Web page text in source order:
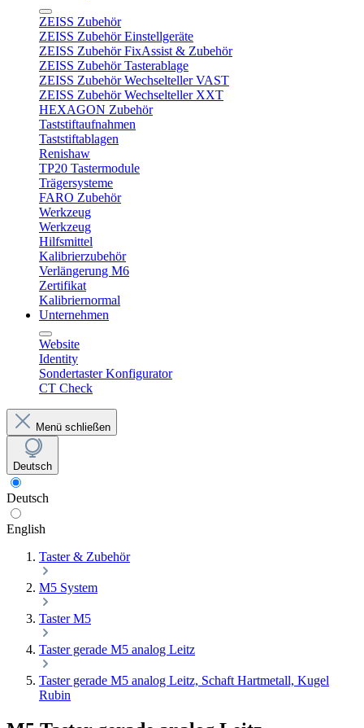
ZEISS Zubehör
ZEISS Zubehör Einstellgeräte
ZEISS Zubehör FixAssist & Zubehör
ZEISS Zubehör Tasterablage
ZEISS Zubehör Wechselteller VAST
ZEISS Zubehör Wechselteller XXT
HEXAGON Zubehör
Taststiftaufnahmen
Taststiftablagen
Renishaw
TP20 Tastermodule
Trägersysteme
FARO Zubehör
Werkzeug
Werkzeug
Hilfsmittel
Kalibrierzubehör
Verlängerung M6
Zertifikat
Kalibriernormal
Unternehmen
Website
Identity
Sondertaster Konfigurator
CT Check
Menü schließen
Deutsch
Deutsch
English
Taster & Zubehör
M5 System
Taster M5
Taster gerade M5 analog Leitz
Taster gerade M5 analog Leitz, Schaft Hartmetall, Kugel
Rubin